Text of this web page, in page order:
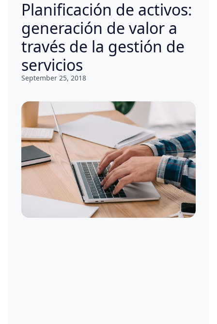
Planificación de activos:
generación de valor a
través de la gestión de
servicios
September 25, 2018